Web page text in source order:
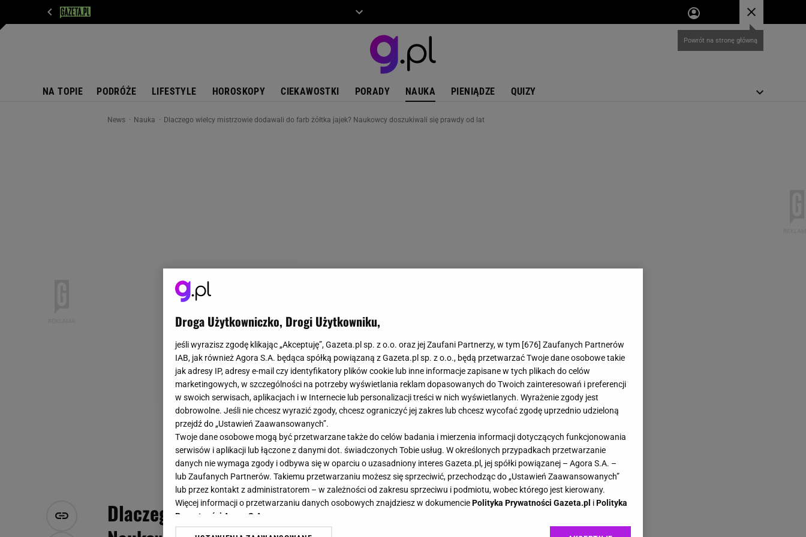
NA TOPIE PODRÓŻE LIFESTYLE HOROSKOPY CIEKAWOSTKI PORADY NAUKA PIENIĄDZE QUIZY
News Nauka Dlaczego wielcy mistrzowie dodawali do farb żółtka jajek? Naukowcy doszukiwali się prawdy od lat
Dlaczego wielcy mistrzowie dodawali do farb żółtka jajek?
Droga Użytkowniczko, Drogi Użytkowniku,
jeśli wyrazisz zgodę klikając „Akceptuję”, Gazeta.pl sp. z o.o. oraz jej Zaufani Partnerzy, w tym [676] Zaufanych Partnerów
IAB, jak również Agora S.A. będąca spółką powiązaną z Gazeta.pl sp. z o.o., będą przetwarzać Twoje dane osobowe takie
jak adresy IP, adresy e-mail czy identyfikatory plików cookie lub inne informacje zapisane w tych plikach do celów
marketingowych, w szczególności na potrzeby wyświetlania reklam dopasowanych do Twoich zainteresowań i preferencji
w swoich serwisach, aplikacjach i w Internecie lub personalizacji treści w nich wyświetlanych. Wyrażenie zgody jest
dobrowolne. Jeśli nie chcesz wyrazić zgody, chcesz ograniczyć jej zakres lub chcesz wycofać zgodę uprzednio udzieloną
przejdź do „Ustawień Zaawansowanych”.
Twoje dane osobowe mogą być przetwarzane także do celów badania i mierzenia informacji dotyczących funkcjonowania
serwisów i aplikacji lub łączone z danymi dot. świadczonych Tobie usług. W określonych przypadkach przetwarzanie
danych nie wymaga zgody i odbywa się w oparciu o uzasadniony interes Gazeta.pl, jej spółki powiązanej – Agora S.A. –
lub Zaufanych Partnerów. Takiemu przetwarzaniu możesz się sprzeciwić, przechodząc do „Ustawień Zaawansowanych”
lub przez kontakt z administratorem – w zależności od zakresu sprzeciwu i podmiotu, wobec którego jest kierowany.
Więcej informacji o przetwarzaniu danych osobowych znajdziesz w dokumenciePolityka Prywatności Gazeta.pl iPolityka
Prywatności Agora S.A.